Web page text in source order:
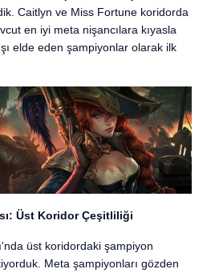
Caitlyn ve Miss Fortune koridorda
en iyi meta nişancılara kıyasla
elde eden şampiyonlar olarak ilk
Üst Koridor Çeşitliliği
üst koridordaki şampiyon
Meta şampiyonları gözden